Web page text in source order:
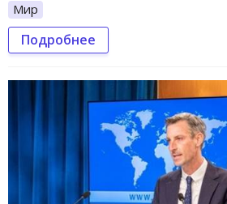
Мир
Подробнее